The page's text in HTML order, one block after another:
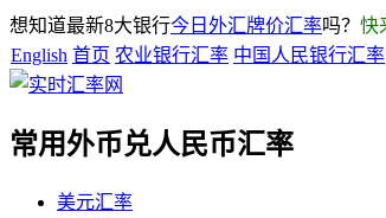
想知道最新8大银行今日外汇牌价汇率吗？ 快
English 首页 农业银行汇率 中国人民银行汇率
常用外币兑人民币汇率
美元汇率